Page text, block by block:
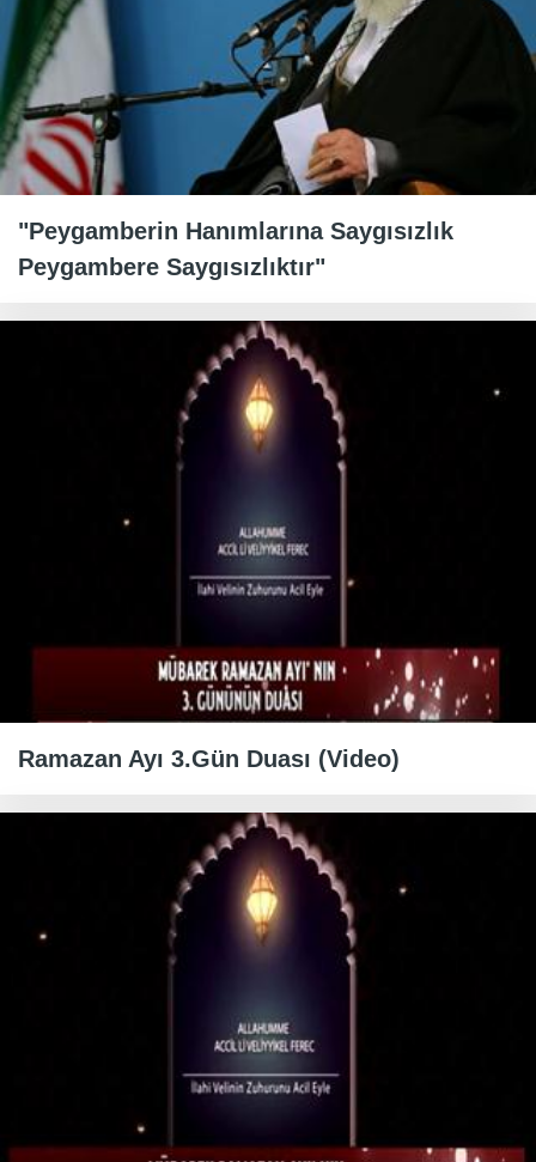
"Peygamberin Hanımlarına Saygısızlık
Peygambere Saygısızlıktır"
Ramazan Ayı 3.Gün Duası (Video)